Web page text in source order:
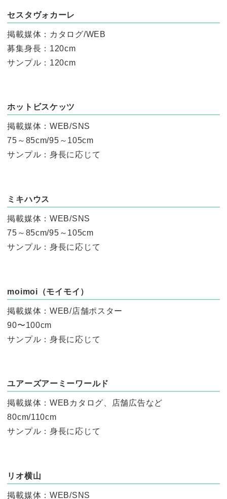
セスタヴォカーレ
掲載媒体：カタログ/WEB
募集身長：120cm
サンプル：120cm
ホットビスケッツ
掲載媒体：WEB/SNS
75～85cm/95～105cm
サンプル：身長に応じて
ミキハウス
掲載媒体：WEB/SNS
75～85cm/95～105cm
サンプル：身長に応じて
moimoi（モイモイ）
掲載媒体：WEB/店舗ポスター
90〜100cm
サンプル：身長に応じて
ユアーズアーミーワールド
掲載媒体：WEBカタログ、店舗広告など
80cm/110cm
サンプル：身長に応じて
リオ横山
掲載媒体：WEB/SNS